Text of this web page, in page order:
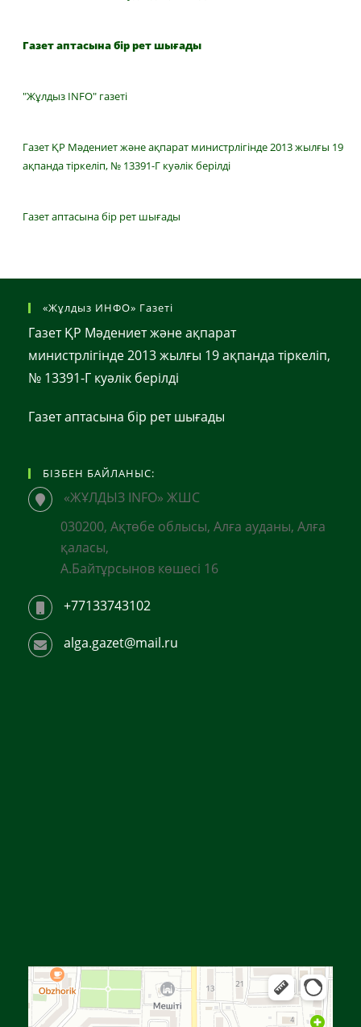
Газет аптасына бір рет шығады
"Жұлдыз INFO" газеті
Газет ҚР Мәдениет және ақпарат министрлігінде 2013 жылғы 19
ақпанда тіркеліп, № 13391-Г куәлік берілді
Газет аптасына бір рет шығады
«Жұлдыз ИНФО» Газеті
Газет ҚР Мәдениет және ақпарат
министрлігінде 2013 жылғы 19 ақпанда тіркеліп,
№ 13391-Г куәлік берілді
Газет аптасына бір рет шығады
БІЗБЕН БАЙЛАНЫС:
«ЖҰЛДЫЗ INFO» ЖШС
030200, Ақтөбе облысы, Алға ауданы, Алға
қаласы,
А.Байтұрсынов көшесі 16
+77133743102
alga.gazet@mail.ru
Яндекс Карталар — көлік, навигация, орындарды іздеу